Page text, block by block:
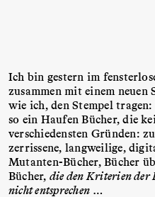
Ich bin gestern im
zusammen mit einem neuen
wie ich, den Stempel
so ein Haufen Bücher, die
verschiedensten Gründen:
zerrissene, langweilige,
Mutanten-Bücher, Bücher
Bücher, die den Kriterien der
nicht entsprechen …